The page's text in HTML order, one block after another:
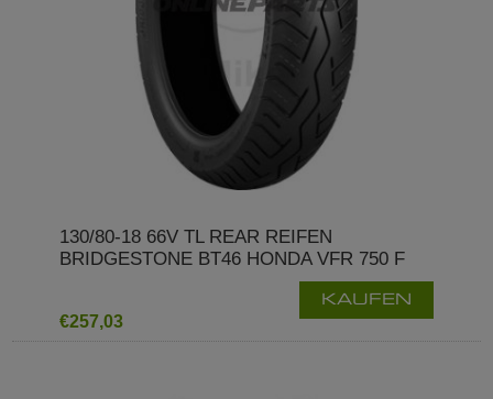
130/80-18 66V TL REAR REIFEN
BRIDGESTONE BT46 HONDA VFR 750 F
€257,03
KAUFEN